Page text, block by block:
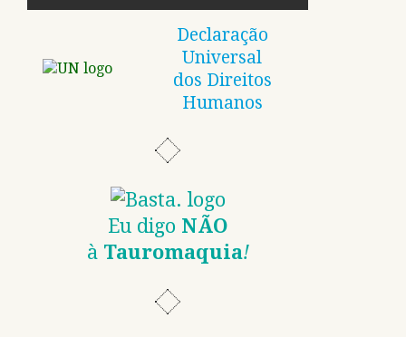
Declaração
Universal
dos Direitos
Humanos
Eu digo NÃO
à Tauromaquia!